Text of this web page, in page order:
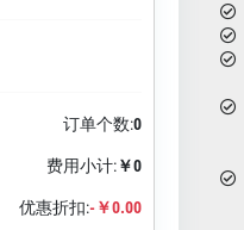
订单个数:0
费用小计:￥0
优惠折扣:-￥0.00